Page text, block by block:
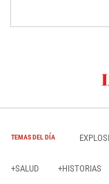
TEMAS DEL DÍA
+SALUD +HISTORIAS